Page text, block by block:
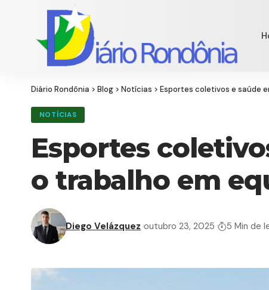
Diário Rondônia > Blog > Notícias > Esportes coletivos e saúde
NOTÍCIAS
Esportes
o trabalho em
Diego Velázquez outubro 23, 2025 5 Min de